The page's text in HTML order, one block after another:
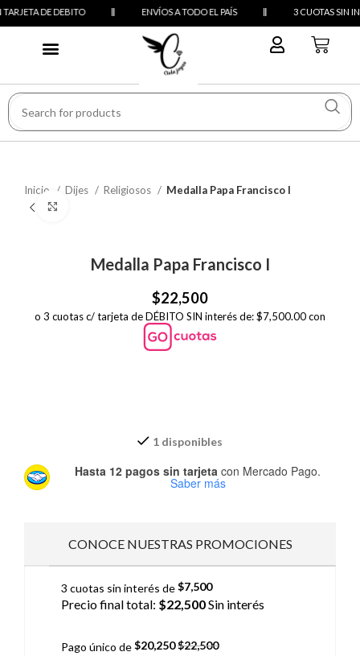
DE DEBITO ENVÍOS A TODO EL PAÍS 3 CUOTAS SIN
Inicio Dijes Religiosos Medalla Papa Francisco I
Medalla Papa Francisco I
$22,500
o 3 cuotas c/ tarjeta de DÉBITO SIN interés de: $7,500.00 con
1 disponibles
Hasta 12 pagos sin tarjeta con Mercado Pago.
Saber más
CONOCE NUESTRAS PROMOCIONES
3 cuotas sin interés de$7,500
Precio final total: $22,500Sin interés
Pago único de$20,250$22,500